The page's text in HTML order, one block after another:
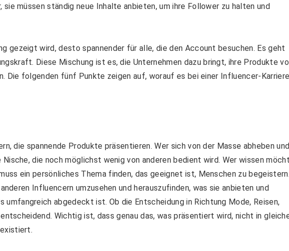
sie müssen ständig neue Inhalte anbieten, um ihre Follower zu halten und
gezeigt wird, desto spannender für alle, die den Account besuchen. Es geht
Diese Mischung ist es, die Unternehmen dazu bringt, ihre Produkte
Die folgenden fünf Punkte zeigen auf, worauf es bei einer Influencer-Karriere
die spannende Produkte präsentieren. Wer sich von der Masse abheben und
die noch möglichst wenig von anderen bedient wird. Wer wissen
ein persönliches Thema finden, das geeignet ist, Menschen zu begeistern.
Influencern umzusehen und herauszufinden, was sie anbieten und
umfangreich abgedeckt ist. Ob die Entscheidung in Richtung Mode, Reisen,
Wichtig ist, dass genau das, was präsentiert wird, nicht in